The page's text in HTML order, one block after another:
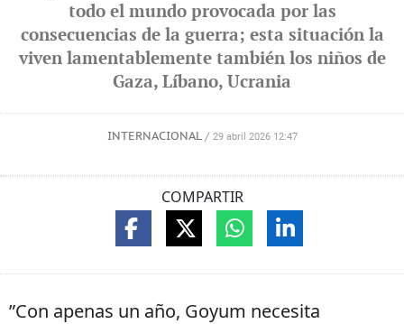
todo el mundo provocada por las
consecuencias de la guerra; esta situación la
viven lamentablemente también los niños de
Gaza, Líbano, Ucrania
INTERNACIONAL / 29 abril 2026 12:47
COMPARTIR
”Con apenas un año, Goyum necesita